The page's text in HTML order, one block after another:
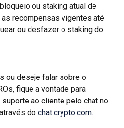
ou staking atual de
as recompensas vigentes até
ou desfazer o staking do
ou deseje falar sobre o
fique a vontade para
ao cliente pelo chat no
do chat.crypto.com.